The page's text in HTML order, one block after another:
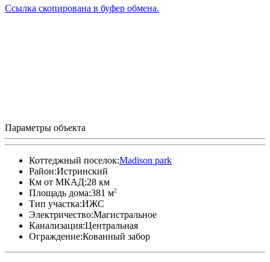
Ссылка скопирована в буфер обмена.
Параметры объекта
Коттеджный поселок:Madison park
Район:Истринский
Км от МКАД:28 км
Площадь дома:381 м2
Тип участка:ИЖС
Электричество:Магистральное
Канализация:Центральная
Ограждение:Кованный забор